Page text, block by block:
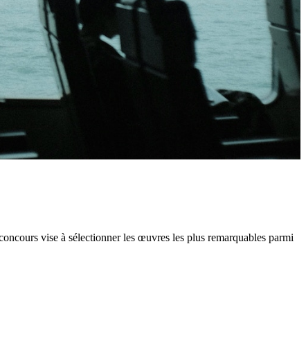
vise à sélectionner les œuvres les plus remarquables parmi